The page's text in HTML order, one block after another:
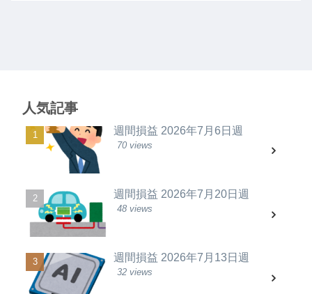
人気記事
週間損益 2026年7月6日週
70 views
週間損益 2026年7月20日週
48 views
週間損益 2026年7月13日週
32 views